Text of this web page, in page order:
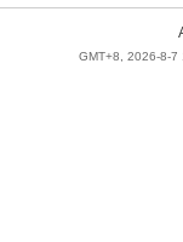
GMT+8, 2026-8-7